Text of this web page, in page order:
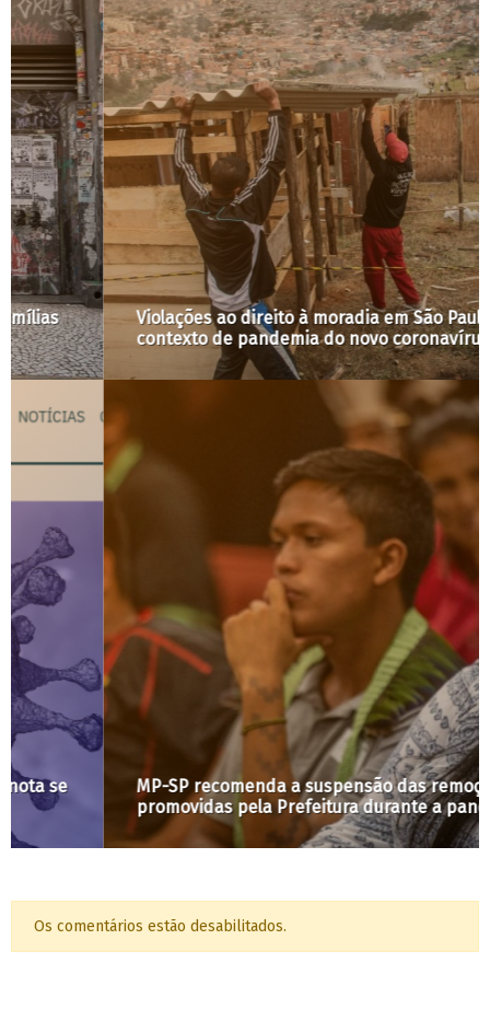
Violações ao direito à moradia em São Paulo no
contexto de pandemia do novo coronavírus
MP-SP recomenda a suspensão das remoções
promovidas pela Prefeitura durante a pandemia
Os comentários estão desabilitados.